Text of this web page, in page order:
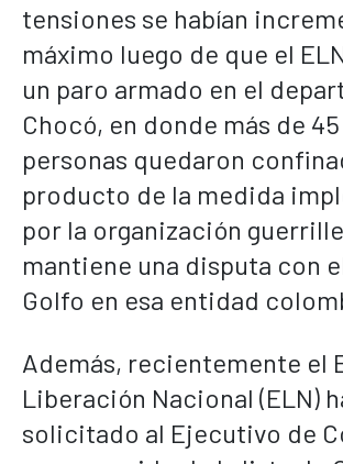
tensiones se habían
máximo luego de que el
un paro armado en el
Chocó, en donde más de
personas quedaron
producto de la medida
por la organización
mantiene una disputa con
Golfo en esa entidad
Además, recientemente el
Liberación Nacional (ELN)
solicitado al Ejecutivo de